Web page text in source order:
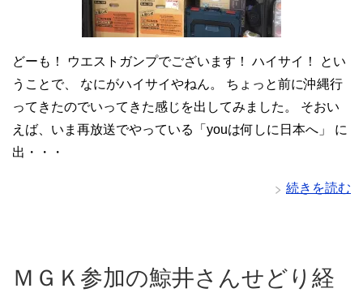
どーも！ ウエストガンプでございます！ ハイサイ！ とい
うことで、 なにがハイサイやねん。 ちょっと前に沖縄行
ってきたのでいってきた感じを出してみました。 そおい
えば、いま再放送でやっている「youは何しに日本へ」 に
出・・・
続きを読む
ＭＧＫ参加の鯨井さんせどり経